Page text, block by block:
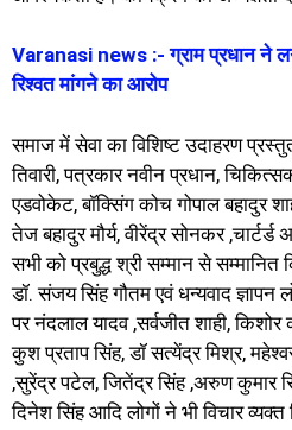
Varanasi news :- ग्राम प्रधान ने
रिश्वत मांगने का आरोप
समाज में सेवा का विशिष्ट उदाहरण
तिवारी, पत्रकार नवीन प्रधान,
एडवोकेट, बॉक्सिंग कोच गोपाल बहादुर
तेज बहादुर मौर्य, वीरेंद्र सोनकर
सभी को प्रबुद्ध श्री सम्मान से
डॉ. संजय सिंह गौतम एवं धन्यवाद
पर नंदलाल यादव ,सर्वजीत शाही,
कुश प्रताप सिंह, डॉ सत्येंद्र मिश्र,
,सुरेंद्र पटेल, जितेंद्र सिंह ,अरुण कुमार
दिनेश सिंह आदि लोगों ने भी विचार व्यक्त